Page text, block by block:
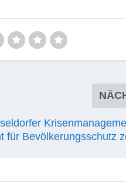
für Bevölkerungsschutz